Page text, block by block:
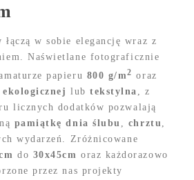
łączą w sobie elegancję wraz z
Naświetlane fotograficznie
papieru 800 g/m2 oraz
ekologicznejlubtekstylna
, z
licznych dodatków pozwalają
pamiątkę dnia ślubu chrztu
wydarzeń. Zróżnicowane
do 30x45cm oraz każdorazowo
przez nas projekty